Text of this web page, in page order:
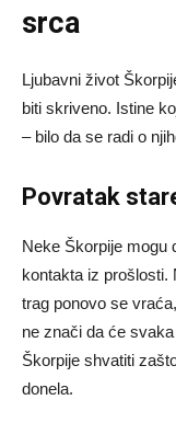
srca
Ljubavni život
biti skriveno. Istine
– bilo da se radi o
Povratak
Neke Škorpije mogu
kontakta iz prošlosti.
trag ponovo se
ne znači da će
Škorpije shvatiti
donela.